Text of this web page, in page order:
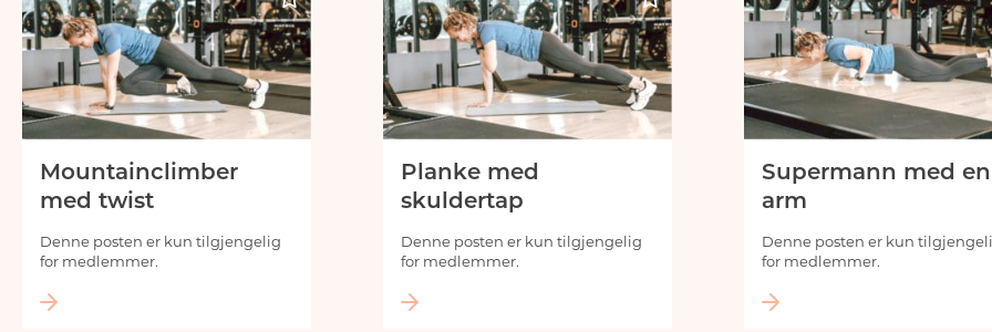
Mountainclimber
med twist
Denne posten er kun tilgjengelig
for medlemmer.
Planke med
skuldertap
Denne posten er kun tilgjengelig
for medlemmer.
Supermann med en
arm
Denne posten er kun
for medlemmer.